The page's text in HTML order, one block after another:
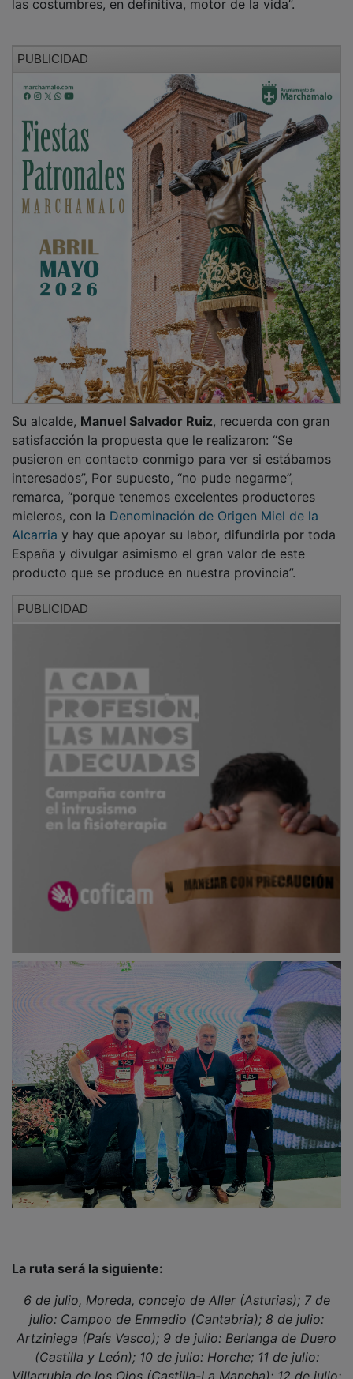
satisfacción la propuesta que le realizaron: “Se
pusieron en contacto conmigo para ver si estábamos
interesados”, Por supuesto, “no pude negarme”,
remarca, “porque tenemos excelentes productores
mieleros, con laDenominación de Origen Miel de la
Alcarriay hay que apoyar su labor, difundirla por toda
España y divulgar asimismo el gran valor de este
producto que se produce en nuestra provincia”.
julio: Campoo de Enmedio (Cantabria); 8 de julio:
Artziniega (País Vasco); 9 de julio: Berlanga de Duero
(Castilla y León); 10 de julio: Horche; 11 de julio:
Villarrubia de los Ojos (Castilla-La Mancha); 12 de julio: